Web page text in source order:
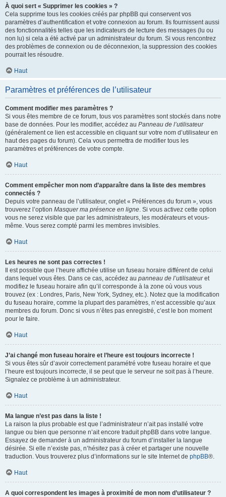
À quoi sert « Supprimer les cookies » ?
Cela supprime tous les cookies créés par phpBB qui conservent vos
paramètres d’authentification et votre connexion au forum. Ils fournissent aussi
des fonctionnalités telles que les indicateurs de lecture des messages (lu ou
non lu) si cela a été activé par un administrateur du forum. Si vous rencontrez
des problèmes de connexion ou de déconnexion, la suppression des cookies
pourrait les résoudre.
Haut
Paramètres et préférences de l’utilisateur
Comment modifier mes paramètres ?
Si vous êtes membre de ce forum, tous vos paramètres sont stockés dans notre
base de données. Pour les modifier, accédez au Panneau de l’utilisateur
(généralement ce lien est accessible en cliquant sur votre nom d’utilisateur en
haut des pages du forum). Cela vous permettra de modifier tous les
paramètres et préférences de votre compte.
Haut
Comment empêcher mon nom d’apparaître dans la liste des membres
connectés ?
Depuis votre panneau de l’utilisateur, onglet « Préférences du forum », vous
trouverez l’option Masquer ma présence en ligne. Si vous activez cette option
vous ne serez visible que par les administrateurs, les modérateurs et vous-
même. Vous serez compté parmi les membres invisibles.
Haut
Les heures ne sont pas correctes !
Il est possible que l’heure affichée utilise un fuseau horaire différent de celui
dans lequel vous êtes. Dans ce cas, accédez au panneau de l’utilisateuret
modifiez le fuseau horaire afin qu’il corresponde à la zone où vous vous
trouvez (ex : Londres, Paris, New York, Sydney, etc.). Notez que la modification
du fuseau horaire, comme la plupart des paramètres, n’est accessible qu’aux
membres du forum. Donc si vous n’êtes pas enregistré, c’est le bon moment
pour le faire.
Haut
J’ai changé mon fuseau horaire et l’heure est toujours incorrecte !
Si vous êtes sûr d’avoir correctement paramétré votre fuseau horaire et que
l’heure est toujours incorrecte, il se peut que le serveur ne soit pas à l’heure.
Signalez ce problème à un administrateur.
Haut
Ma langue n’est pas dans la liste !
La raison la plus probable est que l’administrateur n’ait pas installé votre
langue ou bien que personne n’ait encore traduit phpBB dans votre langue.
Essayez de demander à un administrateur du forum d’installer la langue
désirée. Si elle n’existe pas, n’hésitez pas à créer et partager une nouvelle
traduction. Vous trouverez plus d’informations sur le site Internet de phpBB®.
Haut
A quoi correspondent les images à proximité de mon nom d’utilisateur ?